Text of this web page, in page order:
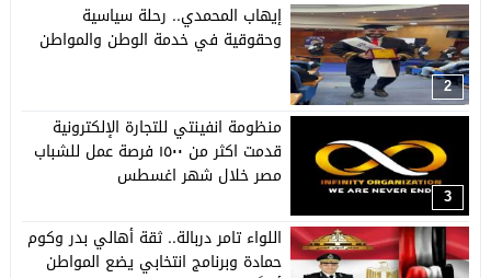
2
إيهاب المحمدي.. رحلة سياسية
وحقوقية في خدمة الوطن والمواطن
3
منظومة انفينتي للتجارة الإلكترونية
قدمت اكثر من ١٥٠٠ فرصة عمل للشباب
مصر خلال شهر اغسطس
اللواء تامر دربالة.. ثقة أهالي بدر وكوم
حمادة وبرنامج انتخابي يضع المواطن